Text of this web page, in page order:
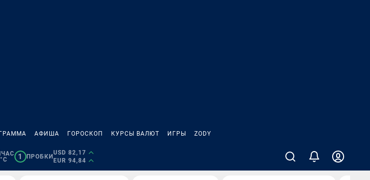
АФИША ГОРОСКОП КУРСЫ ВАЛЮТ ИГРЫ ZODY
1 ПРОБКИ
USD 82,17
EUR 94,84